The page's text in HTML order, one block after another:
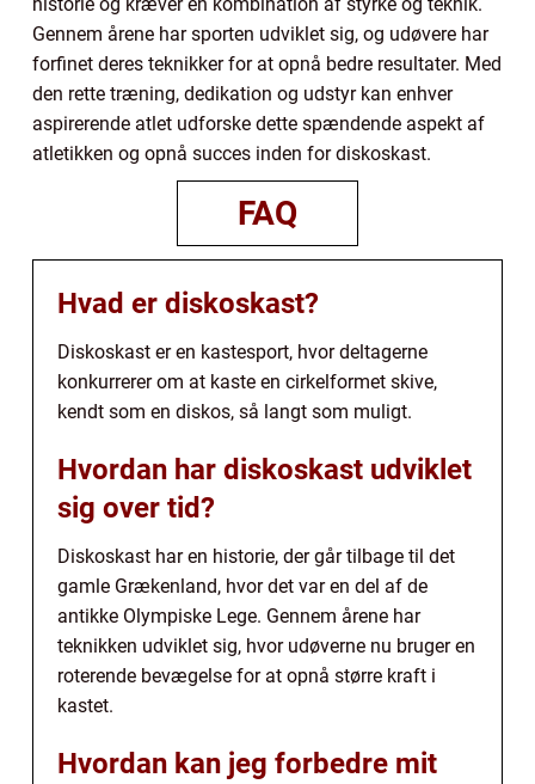
Gennem årene har sporten udviklet sig, og udøvere har
forfinet deres teknikker for at opnå bedre resultater. Med
den rette træning, dedikation og udstyr kan enhver
aspirerende atlet udforske dette spændende aspekt af
atletikken og opnå succes inden for diskoskast.
FAQ
Hvad er diskoskast?
Diskoskast er en kastesport, hvor deltagerne
konkurrerer om at kaste en cirkelformet skive,
kendt som en diskos, så langt som muligt.
Hvordan har diskoskast udviklet
sig over tid?
Diskoskast har en historie, der går tilbage til det
gamle Grækenland, hvor det var en del af de
antikke Olympiske Lege. Gennem årene har
teknikken udviklet sig, hvor udøverne nu bruger en
roterende bevægelse for at opnå større kraft i
kastet.
Hvordan kan jeg forbedre mit